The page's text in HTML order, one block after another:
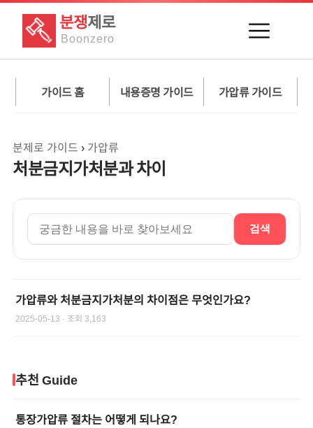
분쟁제로
Boonzero
가이드 홈 내용증명 가이드 가압류 가이드
분제로 가이드 › 가압류
처분금지가처분과 차이
검색
가압류와 처분금지가처분의 차이점은 무엇인가요?
2025-05-13 · 조회 3,163
추천 Guide
통장가압류 절차는 어떻게 되나요?